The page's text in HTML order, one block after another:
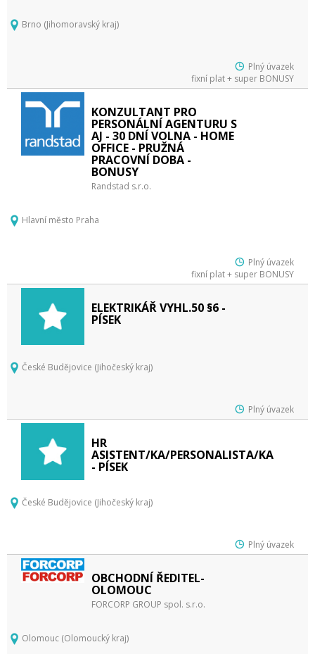
Brno (Jihomoravský kraj)
Plný úvazek
fixní plat + super BONUSY
KONZULTANT PRO
PERSONÁLNÍ AGENTURU S
AJ - 30 DNÍ VOLNA - HOME
OFFICE - PRUŽNÁ
PRACOVNÍ DOBA -
BONUSY
Randstad s.r.o.
Hlavní město Praha
Plný úvazek
fixní plat + super BONUSY
ELEKTRIKÁŘ VYHL.50 §6 -
PÍSEK
České Budějovice (Jihočeský kraj)
Plný úvazek
HR
ASISTENT/KA/PERSONALISTA/KA
- PÍSEK
České Budějovice (Jihočeský kraj)
Plný úvazek
OBCHODNÍ ŘEDITEL-
OLOMOUC
FORCORP GROUP spol. s.r.o.
Olomouc (Olomoucký kraj)